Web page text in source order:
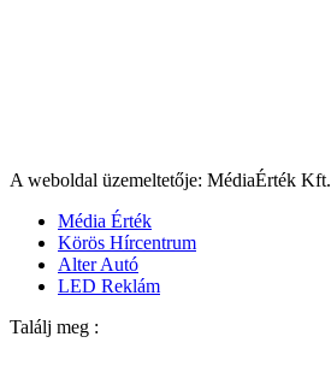
A weboldal üzemeltetője: MédiaÉrték Kft.
Média Érték
Körös Hírcentrum
Alter Autó
LED Reklám
Találj meg :